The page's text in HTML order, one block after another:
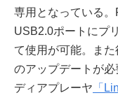
専用となっている。
USB2.0ポートにプ
て使用が可能。ま
のアップデートが
ディアプレーヤ 「